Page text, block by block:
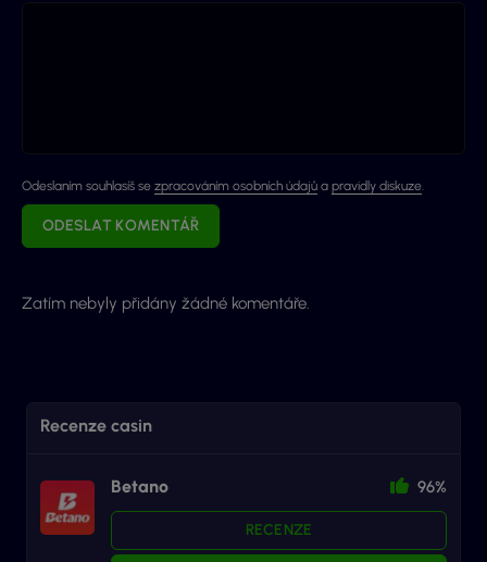
Odeslaním souhlasíš se zpracováním osobních údajů a pravidly diskuze
ODESLAT KOMENTÁŘ
Zatím nebyly přidány žádné komentáře.
Recenze casin
Betano 96%
RECENZE